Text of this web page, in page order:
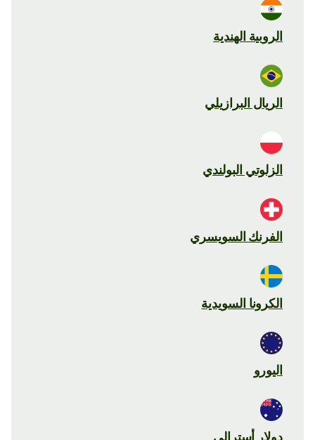
الروبية الهندية
الريال البرازيلي
الزلوتي البولندي
الفرنك السويسري
الكرونا السويدية
اليورو
دولار أسترالي